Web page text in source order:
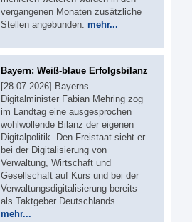
vergangenen Monaten zusätzliche
Stellen angebunden. mehr...
Bayern: Weiß-blaue Erfolgsbilanz
[28.07.2026] Bayerns
Digitalminister Fabian Mehring zog
im Landtag eine ausgesprochen
wohlwollende Bilanz der eigenen
Digitalpolitik. Den Freistaat sieht er
bei der Digitalisierung von
Verwaltung, Wirtschaft und
Gesellschaft auf Kurs und bei der
Verwaltungsdigitalisierung bereits
als Taktgeber Deutschlands.
mehr...